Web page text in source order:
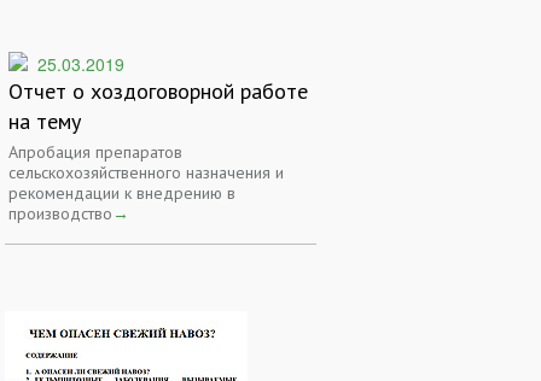
25.03.2019
Отчет о хоздоговорной работе
на тему
Апробация препаратов
сельскохозяйственного назначения и
рекомендации к внедрению в
производство→